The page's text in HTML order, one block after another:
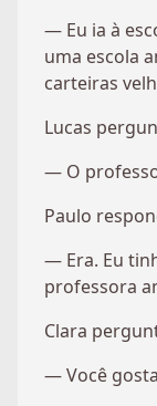
— Eu ia à
uma escola
carteiras
Lucas
— O
Paulo
— Era. Eu
professora
Clara
— Você